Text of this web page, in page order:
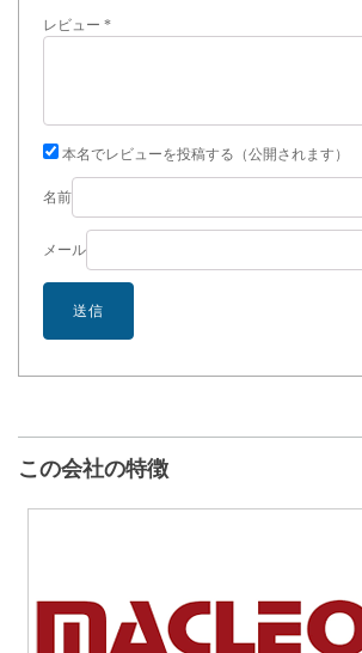
レビュー *
本名でレビューを投稿する（公開されます）
名前
メール
この会社の特徴